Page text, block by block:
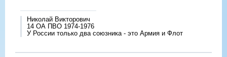
Николай Викторович
14 ОА ПВО 1974-1976
У России только два союзника - это Армия и Флот